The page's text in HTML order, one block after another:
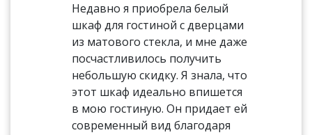
Недавно я приобрела белый
шкаф для гостиной с дверцами
из матового стекла, и мне даже
посчастливилось получить
небольшую скидку. Я знала, что
этот шкаф идеально впишется
в мою гостиную. Он придает ей
современный вид благодаря